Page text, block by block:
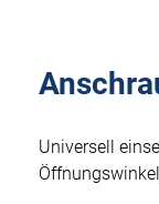
Universell